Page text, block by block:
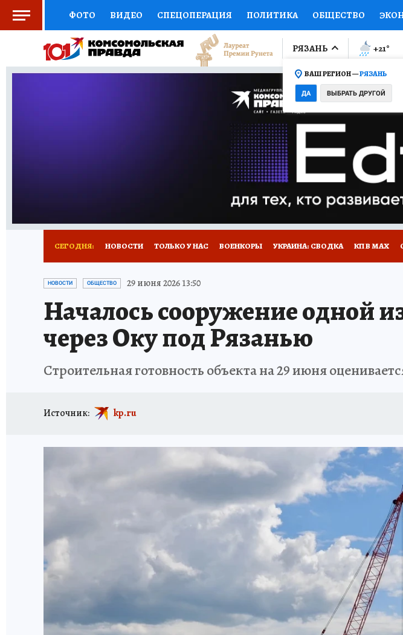
ФОТО ВИДЕО СПЕЦОПЕРАЦИЯ ПОЛИТИКА ОБЩЕСТВО
СОЦПОДДЕРЖКА НАУКА СПОРТ КОЛУМНИСТЫ
ВЫБОР ЭКСПЕРТОВ ДОКТОР ФИНАНСЫ ОТКРЫВАЕМ МИР Я
ПРОГНОЗЫ НА СПОРТ ПРОМОКОДЫ СЕРИАЛЫ
ТЕЛЕВИЗОР КОЛЛЕКЦИИ
НОВОЕ НА САЙТЕ
РЯЗАНЬ
ВАШ РЕГИОН —РЯЗАНЬ
ДА ВЫБРАТЬ ДРУГОЙ
+21°
СЕГОДНЯ: НОВОСТИ ТОЛЬКО У НАС ВОЕНКОРЫ УКРАИНА: СВОДКА КП В МАХ
АФИША ИСПЫТАНО НА СЕБЕ
НОВОСТИ ОБЩЕСТВО 29 июня 2026 13:50
Началось сооружение одной
через Оку под Рязанью
Строительная готовность объекта на 29 июня
Источник: kp.ru